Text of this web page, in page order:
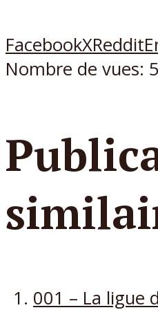
FacebookXReddit
Nombre de vues:
001 – La ligue